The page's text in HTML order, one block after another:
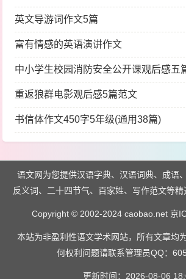
英文导游词作文5篇
富有情感的英语演讲作文
中小学生校园消防安全公开课观后感五
重返狼群电影观后感5篇范文
书信体作文450字5年级(通用38篇)
语文网为您提供汉语字典、汉语词典、成语
反义词、二十四节气、百家姓、写作范文等精
Copyright © 2002-2024 caobao.net 京
本站为非盈利性语文学术网站，所有文章均
何权利问题请联系管理员QQ：
更新时间：2026-08-06